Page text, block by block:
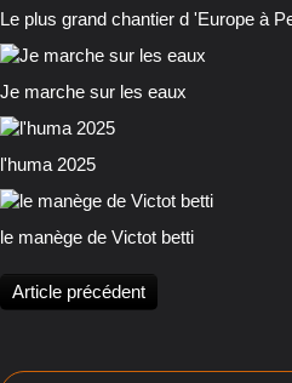
Le plus grand chantier d 'Europe à
Je marche sur les eaux
l'huma 2025
le manège de Victot betti
Article précédent